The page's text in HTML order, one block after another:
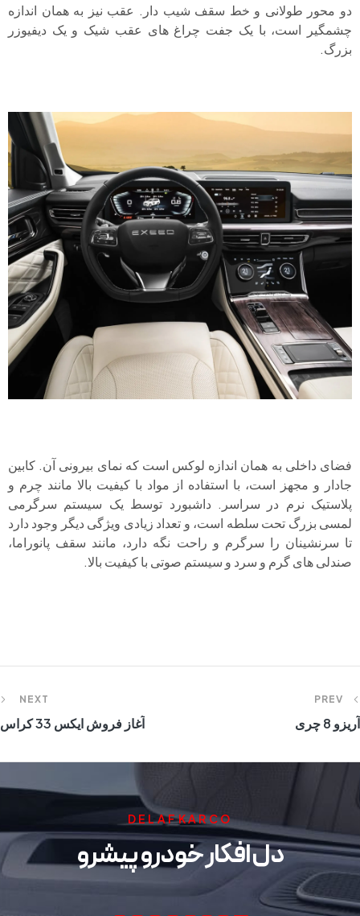
دو محور طولانی و خط سقف شیب دار. عقب نیز به همان اندازه
چشمگیر است، با یک جفت چراغ های عقب شیک و یک دیفیوزر
بزرگ.
فضای داخلی به همان اندازه لوکس است که نمای بیرونی آن. کابین
جادار و مجهز است، با استفاده از مواد با کیفیت بالا مانند چرم و
پلاستیک نرم در سراسر. داشبورد توسط یک سیستم سرگرمی
لمسی بزرگ تحت سلطه است، و تعداد زیادی ویژگی دیگر وجود دارد
تا سرنشینان را سرگرم و راحت نگه دارد، مانند سقف پانوراما،
صندلی های گرم و سرد و سیستم صوتی با کیفیت بالا.
PREV
آریزو 8 چری
NEXT
آغاز فروش ایکس 33 کراس
DELAFKARCO
دل افکار خودرو پیشرو